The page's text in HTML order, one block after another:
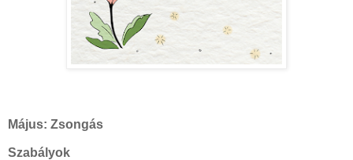
Május: Zsongás
Szabályok